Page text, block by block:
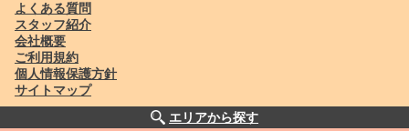
よくある質問
スタッフ紹介
会社概要
ご利用規約
個人情報保護方針
サイトマップ
エリアから探す